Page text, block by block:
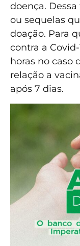
doença.
ou sequelas
doação. Para
contra a
horas no caso
relação a
após 7 dias.